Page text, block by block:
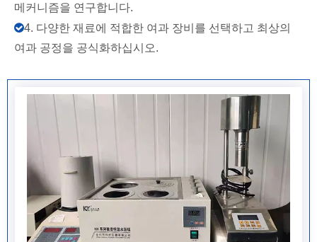
메커니즘을 연구합니다.
4. 다양한 재료에 적합한 여과 장비를 선택하고 최상의
여과 공정을 공식화하십시오.